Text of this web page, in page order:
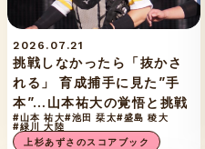
2026.07.21
挑戦しなかったら「抜かさ
れる」 育成捕手に見た”手
本”…山本祐大の覚悟と挑戦
#山本 祐大#池田 栞太#盛島 稜大
#緑川 大陸
上杉あずさのスコアブック